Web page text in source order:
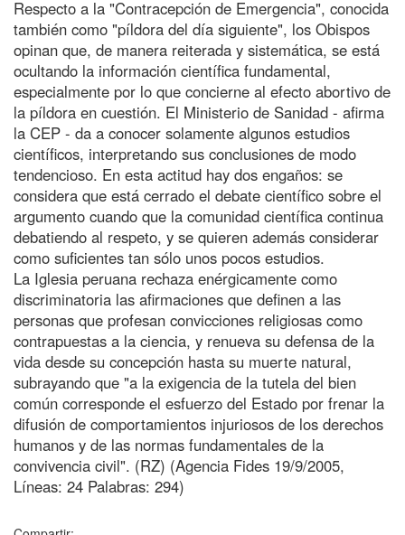
Respecto a la "Contracepción de Emergencia", conocida
también como "píldora del día siguiente", los Obispos
opinan que, de manera reiterada y sistemática, se está
ocultando la información científica fundamental,
especialmente por lo que concierne al efecto abortivo de
la píldora en cuestión. El Ministerio de Sanidad - afirma
la CEP - da a conocer solamente algunos estudios
científicos, interpretando sus conclusiones de modo
tendencioso. En esta actitud hay dos engaños: se
considera que está cerrado el debate científico sobre el
argumento cuando que la comunidad científica continua
debatiendo al respeto, y se quieren además considerar
como suficientes tan sólo unos pocos estudios.
La Iglesia peruana rechaza enérgicamente como
discriminatoria las afirmaciones que definen a las
personas que profesan convicciones religiosas como
contrapuestas a la ciencia, y renueva su defensa de la
vida desde su concepción hasta su muerte natural,
subrayando que "a la exigencia de la tutela del bien
común corresponde el esfuerzo del Estado por frenar la
difusión de comportamientos injuriosos de los derechos
humanos y de las normas fundamentales de la
convivencia civil". (RZ) (Agencia Fides 19/9/2005,
Líneas: 24 Palabras: 294)